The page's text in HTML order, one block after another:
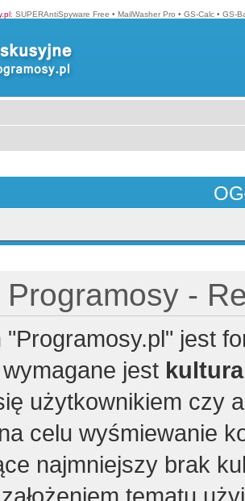
: SUPERAntiSpyware Free • MailWasher Pro • GS-Calc • GS-
Programosy -
"Programosy.pl" jest
jest
użytkownikiem czy
celu wyśmiewanie
najmniejszy brak